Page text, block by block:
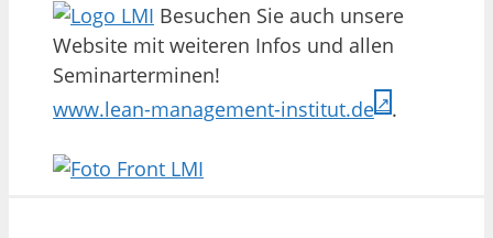
Besuchen Sie auch unsere
Website mit weiteren Infos und allen
Seminarterminen!
www.lean-management-institut.de
.